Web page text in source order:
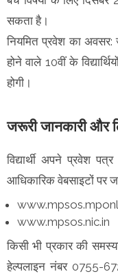
सकता है।
नियमित प्रवेश का अवसर:
होने वाले 10वीं के
होगी।
जरूरी जानकारी और
विद्यार्थी अपने प्रवेश
आधिकारिक वेबसाइटों पर
www.mpsos.nic.in
किसी भी प्रकार की
हेल्पलाइन नंबर 0755-